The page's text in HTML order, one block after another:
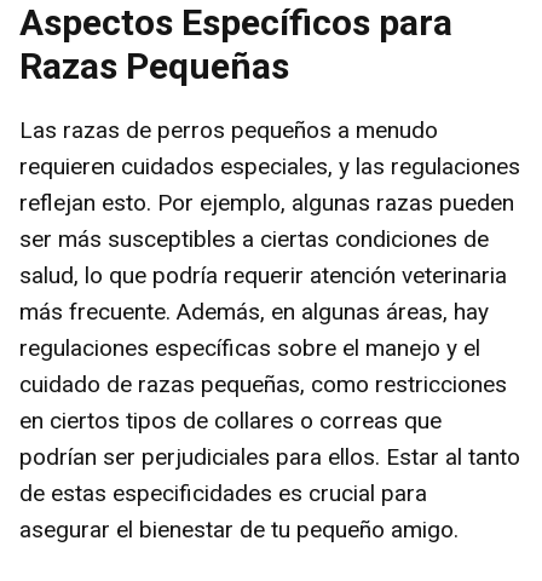
Aspectos Específicos para
Razas Pequeñas
Las razas de perros pequeños a menudo
requieren cuidados especiales, y las regulaciones
reflejan esto. Por ejemplo, algunas razas pueden
ser más susceptibles a ciertas condiciones de
salud, lo que podría requerir atención veterinaria
más frecuente. Además, en algunas áreas, hay
regulaciones específicas sobre el manejo y el
cuidado de razas pequeñas, como restricciones
en ciertos tipos de collares o correas que
podrían ser perjudiciales para ellos. Estar al tanto
de estas especificidades es crucial para
asegurar el bienestar de tu pequeño amigo.